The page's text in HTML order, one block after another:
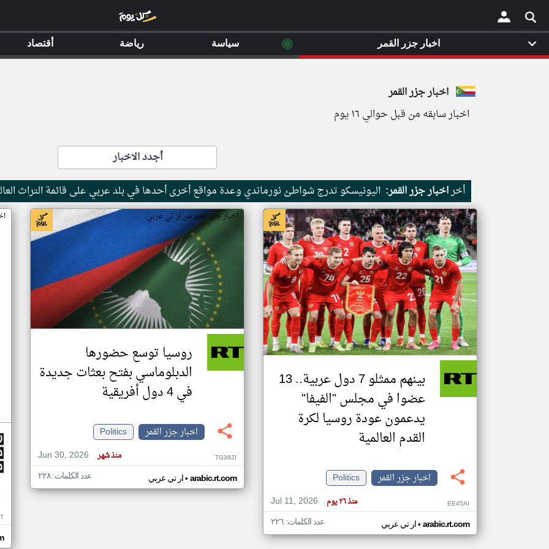
×
اخبار جزر القمر
اخبار سابقه من قبل حوالي ١٦ يوم
أجدد الاخبار
أخراخبار جزر القمر: اليونيسكو تدرج شواطئ نورماندي وعدة مواقع أخرى أحدها في بلد عربي على قائمة التراث
اخبار جزر القمر من ار تي عربي
بينهم ممثلو 7 دول عربية.. 13
عضوا في مجلس "الفيفا"
يدعمون عودة روسيا لكرة
القدم العالمية
اخبار جزر القمر
Politics
Jul 11, 2026
منذ ٢٦ يوم EE45AI
ار تي عربي• arabic.rt.com عدد الكلمات: ٢٢٦
اخبار جزر القمر من ار تي عربي
روسيا توسع حضورها
الدبلوماسي بفتح بعثات جديدة
في 4 دول أفريقية
اخبار جزر القمر
Politics
Jun 30, 2026
منذ شهر TG39ZI
ار تي عربي• arabic.rt.com عدد الكلمات: ٢٢٨
اخبار جزر القمر ◉ سياسة رياضة أقتصاد